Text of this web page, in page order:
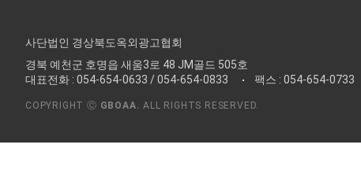
사단법인 경상북도옥외광고협회
경북 예천군 호명읍 새움3로 48 JM골드 505호
대표전화 : 054-654-0633 / 054-654-0833
팩스 : 054-654-0733
COPYRIGHT Ⓒ GBOAA. ALL RIGHTS RESERVED.